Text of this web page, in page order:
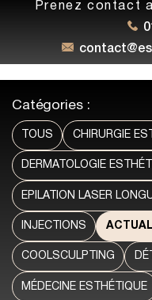
Prenez contact
Catégories :
TOUS CHIRURGIE
DERMATOLOGIE
EPILATION LASER
INJECTIONS
COOLSCULPTING
MÉDECINE ESTHÉTIQUE